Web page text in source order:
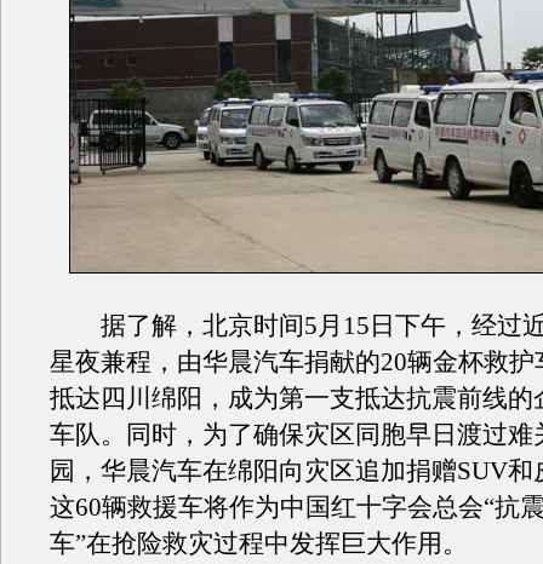
据了解，北京时间5月15日下午，经过
星夜兼程，由华晨汽车捐献的20辆金杯救
抵达四川绵阳，成为第一支抵达抗震前线的
车队。同时，为了确保灾区同胞早日渡过难
园，华晨汽车在绵阳向灾区追加捐赠SUV和
这60辆救援车将作为中国红十字会总会“抗
车”在抢险救灾过程中发挥巨大作用。